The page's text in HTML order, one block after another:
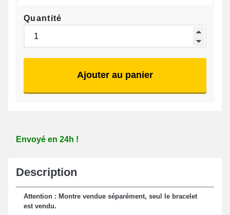
Quantité
Ajouter au panier
Envoyé en 24h !
Description
Attention : Montre vendue séparément, seul le bracelet
est vendu.